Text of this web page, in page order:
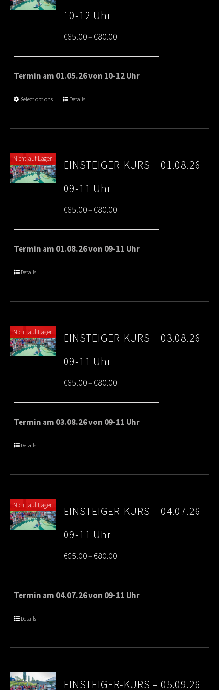
10-12 Uhr
€65.00–€80.00
range:
€65.00
Termin am 01.05.26 von 10-12 Uhr
Select options Details
Nicht auf Lager
EINSTEIGER-KURS – 01.08.26
09-11 Uhr
€65.00–€80.00
range:
€65.00
Termin am 01.08.26 von 09-11 Uhr
Details
Nicht auf Lager
EINSTEIGER-KURS – 03.08.26
09-11 Uhr
€65.00–€80.00
range:
€65.00
Termin am 03.08.26 von 09-11 Uhr
Details
Nicht auf Lager
EINSTEIGER-KURS – 04.07.26
09-11 Uhr
€65.00–€80.00
range:
€65.00
Termin am 04.07.26 von 09-11 Uhr
Details
EINSTEIGER-KURS – 05.09.26